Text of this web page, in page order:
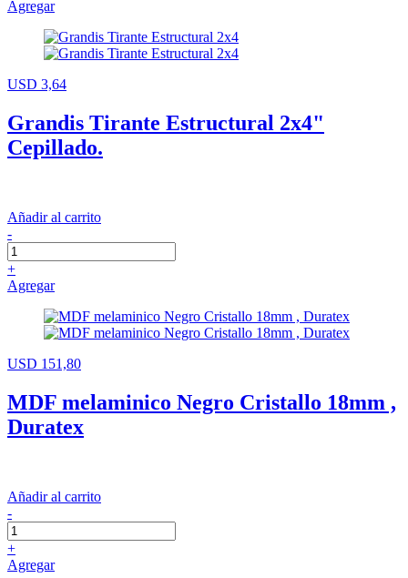
Agregar
USD 3,64
Grandis Tirante Estructural 2x4"
Cepillado.
Añadir al carrito
-
+
Agregar
USD 151,80
MDF melaminico Negro Cristallo 18mm ,
Duratex
Añadir al carrito
-
+
Agregar